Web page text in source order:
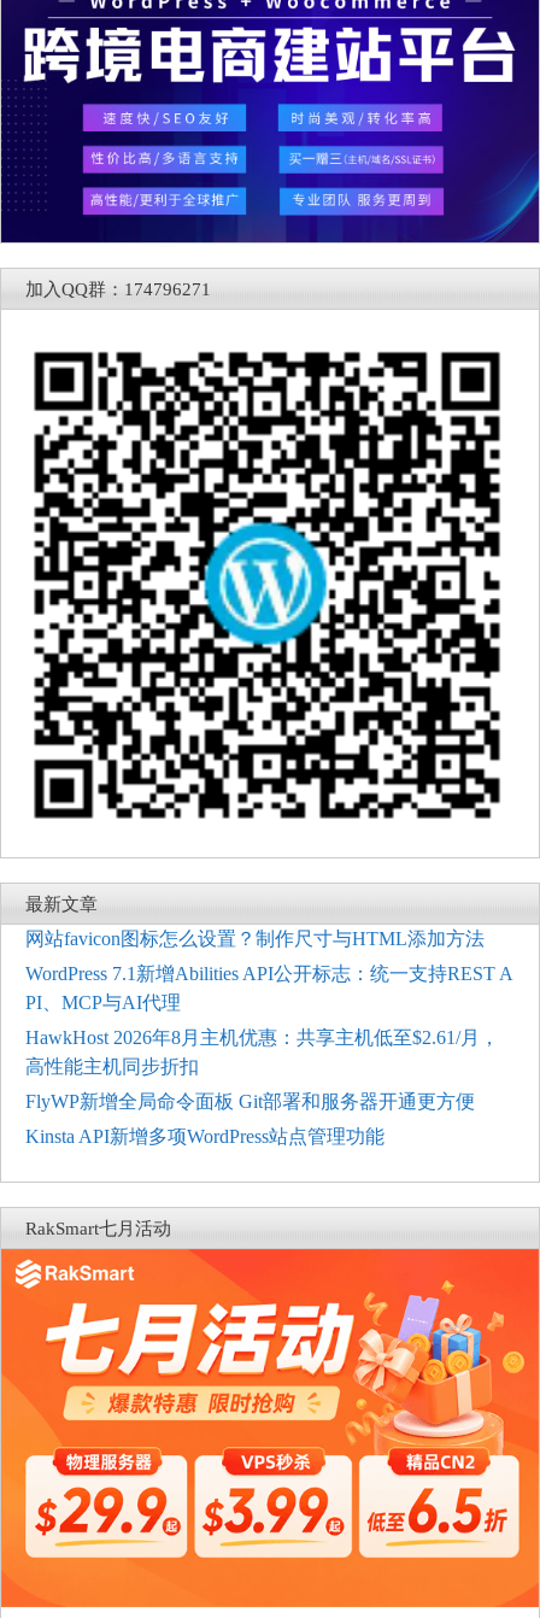
加入QQ群：174796271
最新文章
网站favicon图标怎么设置？制作尺寸与HTML添加方法
WordPress 7.1新增Abilities API公开标志：统一支持REST A
PI、MCP与AI代理
HawkHost 2026年8月主机优惠：共享主机低至$2.61/月，
高性能主机同步折扣
FlyWP新增全局命令面板 Git部署和服务器开通更方便
Kinsta API新增多项WordPress站点管理功能
RakSmart七月活动